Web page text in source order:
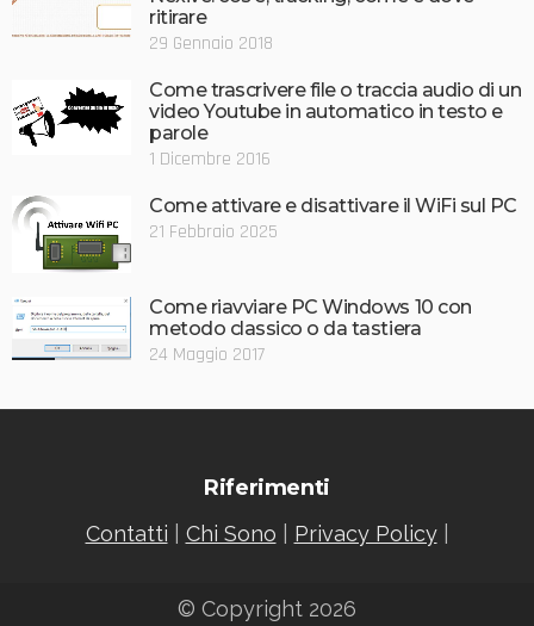
ritirare
29 Gennaio 2018
Come trascrivere file o traccia audio di un
video Youtube in automatico in testo e
parole
1 Dicembre 2016
Come attivare e disattivare il WiFi sul PC
21 Febbraio 2025
Come riavviare PC Windows 10 con
metodo classico o da tastiera
24 Maggio 2017
Riferimenti
Contatti Chi Sono Privacy Policy|
© Copyright 2026